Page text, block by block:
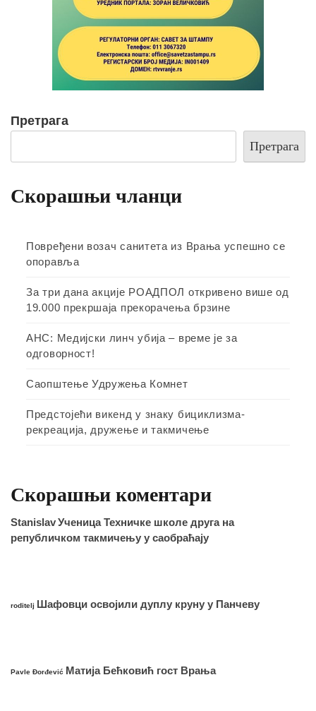
Претрага
Претрага
Скорашњи чланци
Повређени возач санитета из Врања успешно се
опоравља
За три дана акције РОАДПОЛ откривено више од
19.000 прекршаја прекорачења брзине
АНС: Медијски линч убија – време је за
одговорност!
Саопштење Удружења Комнет
Предстојећи викенд у знаку бициклизма-
рекреација, дружење и такмичење
Скорашњи коментари
StanislavУченица Техничке школе друга на
републичком такмичењу у саобраћају
roditelj Шафовци освојили дуплу круну у Панчеву
Pavle Đorđević Матија Бећковић гост Врања